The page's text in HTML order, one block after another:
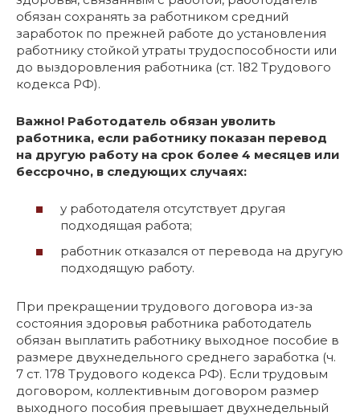
обязан сохранять за работником средний
заработок по прежней работе до установления
работнику стойкой утраты трудоспособности или
до выздоровления работника (ст. 182 Трудового
кодекса РФ).
Важно! Работодатель обязан уволить
работника, если работнику показан перевод
на другую работу на срок более 4 месяцев или
бессрочно, в следующих случаях:
у работодателя отсутствует другая
подходящая работа;
работник отказался от перевода на другую
подходящую работу.
При прекращении трудового договора из-за
состояния здоровья работника работодатель
обязан выплатить работнику выходное пособие в
размере двухнедельного среднего заработка (ч.
7 ст. 178 Трудового кодекса РФ). Если трудовым
договором, коллективным договором размер
выходного пособия превышает двухнедельный